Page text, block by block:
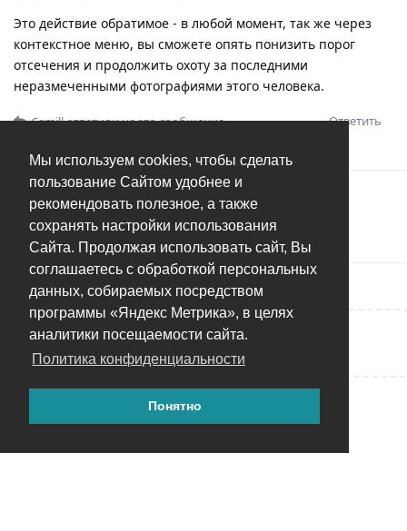
Мы используем cookies, чтобы сделать
пользование Сайтом удобнее и
рекомендовать полезное, а также
сохранять настройки использования
Сайта. Продолжая использовать сайт, Вы
соглашаетесь с обработкой персональных
данных, собираемых посредством
программы «Яндекс Метрика», в целях
аналитики посещаемости сайта.
Политика конфиденциальности
Понятно
Это действие обратимое - в любой момент, так же через
контекстное меню, вы сможете опять понизить порог
отсечения и продолжить охоту за последними
неразмеченными фотографиями этого человека.
Ответить
Camillответили на это сообщение.
4сообщений было перемещено в
меньше вариантов" для людей с небольшим
количеством лиц.
Написать ответ...